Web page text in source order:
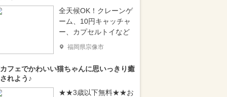
全天候OK！クレーンゲ
ーム、10円キャッチャ
ー、カプセルトイなど
福岡県宗像市
フェでかわいい猫ちゃんに思いっきり癒
れよう♪
★★3歳以下無料★★お